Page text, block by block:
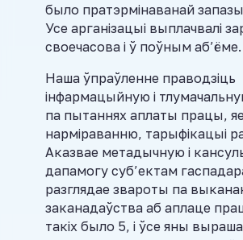
было пратэрмінаванай
Усе арганізацыі выплачвалі
своечасова і ў поўным аб’ёме.
Наша ўпраўленне праводзіць
інфармацыйную і
па пытаннях аплаты працы,
нарміраванню, тарыфікацыі
Аказвае метадычную і
дапамогу суб’ектам
разглядае звароты па
заканадаўства аб аплаце
такіх было 5, і ўсе яны